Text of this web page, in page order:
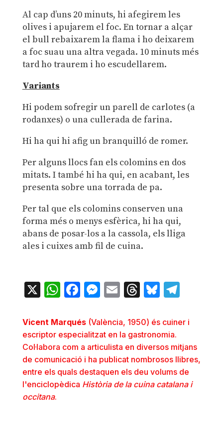
Al cap d’uns 20 minuts, hi afegirem les
olives i apujarem el foc. En tornar a alçar
el bull rebaixarem la flama i ho deixarem
a foc suau una altra vegada. 10 minuts més
tard ho traurem i ho escudellarem.
Variants
Hi podem sofregir un parell de carlotes (a
rodanxes) o una cullerada de farina.
Hi ha qui hi afig un branquilló de romer.
Per alguns llocs fan els colomins en dos
mitats. I també hi ha qui, en acabant, les
presenta sobre una torrada de pa.
Per tal que els colomins conserven una
forma més o menys esfèrica, hi ha qui,
abans de posar-los a la cassola, els lliga
ales i cuixes amb fil de cuina.
X WhatsApp
Facebook
Messenger
EmailThreads
Bluesky
Vicent Marqués(València, 1950) és cuiner i
escriptor especialitzat en la gastronomia.
Col·labora com a articulista en diversos mitjans
de comunicació i ha publicat nombrosos llibres,
entre els quals destaquen els deu volums de
l'enciclopèdica Història de la cuina catalana i
occitana.